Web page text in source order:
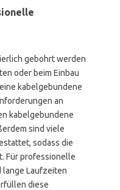
gebohrt werden
oder beim Einbau
kabelgebundene
an
kabelgebundene
sind viele
sodass die
Für professionelle
lange Laufzeiten
diese